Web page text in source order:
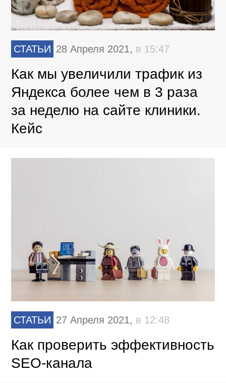
СТАТЬИ 28 Апреля 2021, в 15:47
Как мы увеличили трафик из
Яндекса более чем в 3 раза
за неделю на сайте клиники.
Кейс
СТАТЬИ 27 Апреля 2021, в 12:48
Как проверить эффективность
SEO-канала